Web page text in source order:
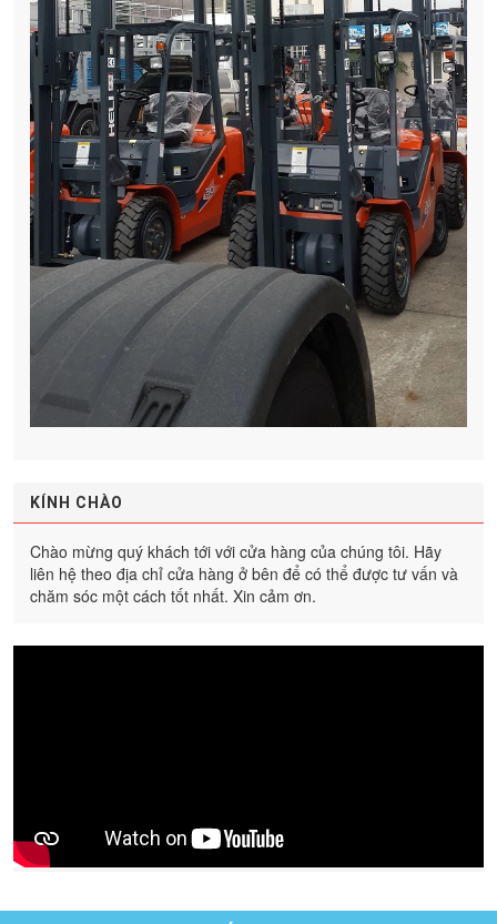
KÍNH CHÀO
Chào mừng quý khách tới với cửa hàng của chúng tôi. Hãy
liên hệ theo địa chỉ cửa hàng ở bên để có thể được tư vấn và
chăm sóc một cách tốt nhất. Xin cảm ơn.